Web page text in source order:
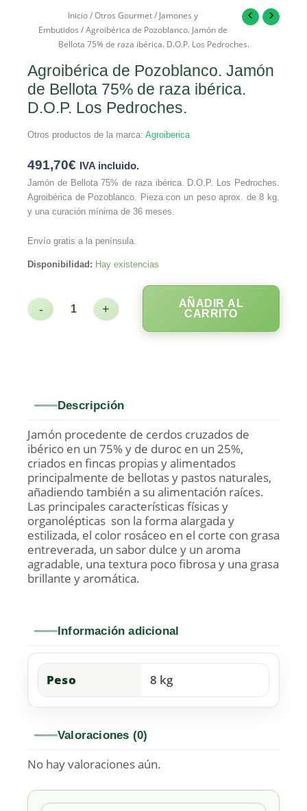
Inicio/Otros Gourmet/ Jamones y
Embutidos / Agroibérica de Pozoblanco. Jamón de
Bellota 75% de raza ibérica. D.O.P. Los Pedroches.
Agroibérica de Pozoblanco. Jamón
de Bellota 75% de raza ibérica.
D.O.P. Los Pedroches.
Otros productos de la marca: Agroiberica
491,70€ IVA incluido.
Jamón de Bellota 75% de raza ibérica. D.O.P. Los Pedroches.
Agroibérica de Pozoblanco. Pieza con un peso aprox. de 8 kg.
y una curación mínima de 36 meses.
Envío gratis a la península.
Disponibilidad: Hay existencias
- +
AÑADIR AL
CARRITO
Descripción
Jamón procedente de cerdos cruzados de
ibérico en un 75% y de duroc en un 25%,
criados en fincas propias y alimentados
principalmente de bellotas y pastos naturales,
añadiendo también a su alimentación raíces.
Las principales características físicas y
organolépticas son la forma alargada y
estilizada, el color rosáceo en el corte con grasa
entreverada, un sabor dulce y un aroma
agradable, una textura poco fibrosa y una grasa
brillante y aromática.
Información adicional
Peso 8 kg
Valoraciones (0)
No hay valoraciones aún.